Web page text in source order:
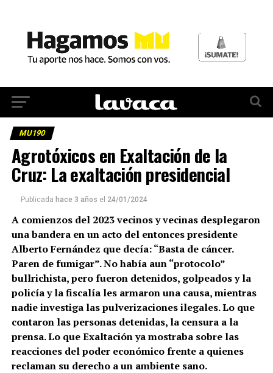
MU190
Agrotóxicos en Exaltación de la
Cruz: La exaltación presidencial
Publicada hace 3 años el 24/01/2024
A comienzos del 2023 vecinos y vecinas desplegaron
una bandera en un acto del entonces presidente
Alberto Fernández que decía: “Basta de cáncer.
Paren de fumigar”. No había aun “protocolo”
bullrichista, pero fueron detenidos, golpeados y la
policía y la fiscalía les armaron una causa, mientras
nadie investiga las pulverizaciones ilegales. Lo que
contaron las personas detenidas, la censura a la
prensa. Lo que Exaltación ya mostraba sobre las
reacciones del poder económico frente a quienes
reclaman su derecho a un ambiente sano.